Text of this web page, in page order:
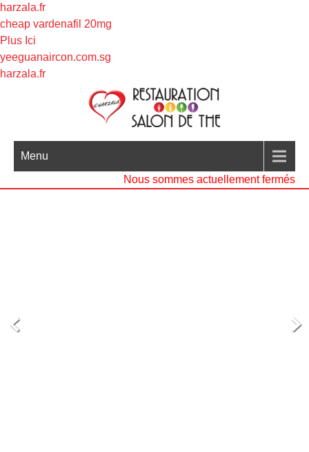
harzala.fr
cheap vardenafil 20mg
Plus Ici
yeeguanaircon.com.sg
harzala.fr
Menu
Nous sommes actuellement fermés